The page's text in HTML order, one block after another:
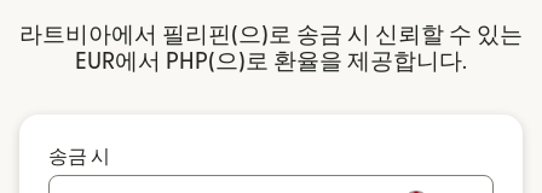
라트비아에서 필리핀(으)로 송금 시 신뢰할 수 있는
EUR에서 PHP(으)로 환율을 제공합니다.
송금 시